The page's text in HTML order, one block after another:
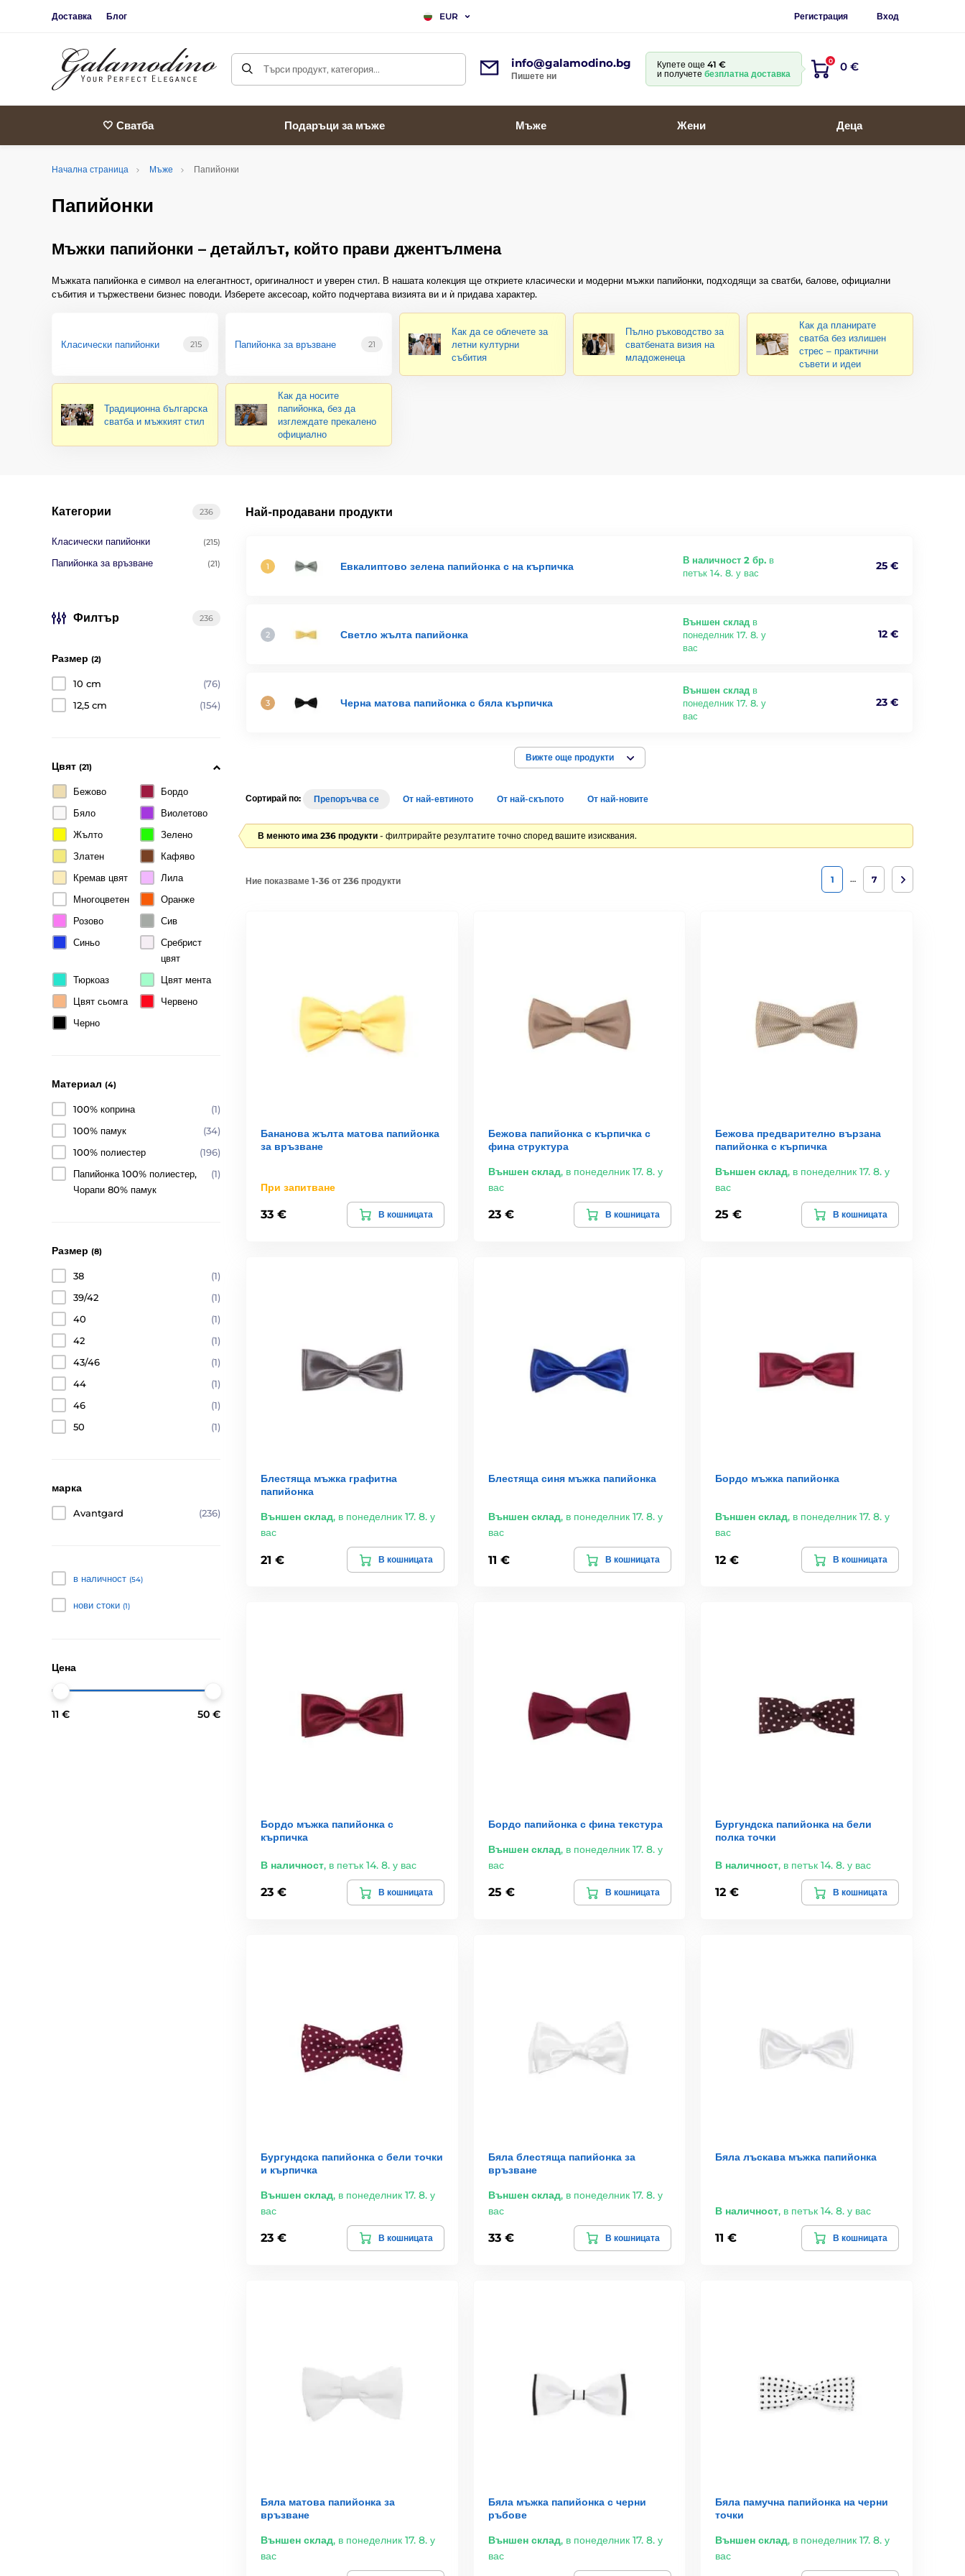
Доставка Блог EUR Регистрация Вход
Търси продукт, категория... info@galamodino.bg
Пишете ни
Купете още 41 €
и получете безплатна доставка
0 0 €
🤍 Сватба Подаръци за мъже Мъже Жени Деца
Начална страница Мъже Папийонки
Папийонки
Мъжки папийонки – детайлът, който прави джентълмена
Мъжката папийонка е символ на елегантност, оригиналност и уверен стил. В нашата колекция ще откриете класически и модерни мъжки папийонки, подходящи за сватби, балове, официални
събития и тържествени бизнес поводи. Изберете аксесоар, който подчертава визията ви и ѝ придава характер.
Класически папийонки 215 Папийонка за връзване 21
Как да се облечете за
летни културни
събития
Пълно ръководство за
сватбената визия на
младоженеца
Как да планирате
сватба без излишен
стрес – практични
съвети и идеи
Традиционна българска
сватба и мъжкият стил
Как да носите
папийонка, без да
изглеждате прекалено
официално
Най-продавани продукти
Евкалиптово зелена папийонка с на кърпичка В наличност 2 бр. в
петък 14. 8. у вас
25 €
Светло жълта папийонка
Външен склад в
понеделник 17. 8. у
вас
12 €
Черна матова папийонка с бяла кърпичка
Външен склад в
понеделник 17. 8. у
вас
23 €
Вижте още продукти
236
Категории
Класически папийонки (215)
Папийонка за връзване (21)
Филтър 236
Размер (2)
10 cm
(76)
12,5 cm
(154)
Цвят (21)
Бежово
Бордо
Бяло
Виолетово
Жълто
Зелено
Златен
Кафяво
Кремав цвят
Лила
Многоцветен
Оранже
Розово
Сив
Синьо
Сребрист
цвят
Тюркоаз
Цвят мента
Цвят сьомга
Червено
Черно
Материал (4)
100% коприна
(1)
100% памук
(34)
100% полиестер
(196)
Папийонка 100% полиестер,
Чорапи 80% памук
(1)
Размер (8)
38
(1)
39/42
(1)
40
(1)
42
(1)
43/46
(1)
44
(1)
46
(1)
50
(1)
марка
Avantgard (236)
в наличност (54)
нови стоки (1)
Цена
11 € 50 €
Сортирай по: Препоръчва се От най-евтиното От най-скъпото От най-новите
В менюто има 236 продукти - филтрирайте резултатите точно според вашите изисквания.
Ние показваме 1-36 от 236 продукти 1 … 7
Бананова жълта матова папийонка
за връзване
При запитване
33 € В кошницата
Бежова папийонка с кърпичка с
фина структура
Външен склад, в понеделник 17. 8. у
вас
23 € В кошницата
Бежова предварително вързана
папийонка с кърпичка
Външен склад, в понеделник 17. 8. у
вас
25 € В кошницата
Блестяща мъжка графитна
папийонка
Външен склад, в понеделник 17. 8. у
вас
21 € В кошницата
Блестяща синя мъжка папийонка
Външен склад, в понеделник 17. 8. у
вас
11 € В кошницата
Бордо мъжка папийонка
Външен склад, в понеделник 17. 8. у
вас
12 € В кошницата
Бордо мъжка папийонка с
кърпичка
В наличност, в петък 14. 8. у вас
23 € В кошницата
Бордо папийонка с фина текстура
Външен склад, в понеделник 17. 8. у
вас
25 € В кошницата
Бургундска папийонка на бели
полка точки
В наличност, в петък 14. 8. у вас
12 € В кошницата
Бургундска папийонка с бели точки
и кърпичка
Външен склад, в понеделник 17. 8. у
вас
23 € В кошницата
Бяла блестяща папийонка за
връзване
Външен склад, в понеделник 17. 8. у
вас
33 € В кошницата
Бяла лъскава мъжка папийонка
В наличност, в петък 14. 8. у вас
11 € В кошницата
Бяла матова папийонка за
връзване
Външен склад, в понеделник 17. 8. у
вас
Бяла мъжка папийонка с черни
ръбове
Външен склад, в понеделник 17. 8. у
вас
Бяла памучна папийонка на черни
точки
Външен склад, в понеделник 17. 8. у
вас